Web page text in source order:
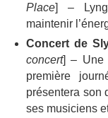
Place] –
maintenir
Concert de
concert] – Une
première
présentera son
ses musiciens